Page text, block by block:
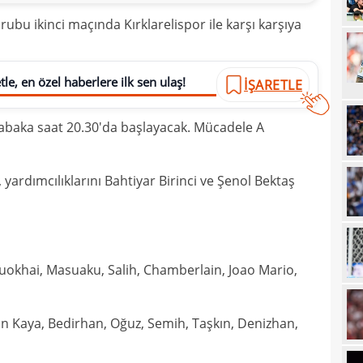
ikinci maçında Kırklarelispor ile karşı karşıya
en özel haberlere ilk sen ulaş! İŞARETLE
saat 20.30'da başlayacak. Mücadele A
Bahtiyar Birinci ve Şenol Bektaş
Masuaku, Salih, Chamberlain, Joao Mario,
Kaya, Bedirhan, Oğuz, Semih, Taşkın, Denizhan,